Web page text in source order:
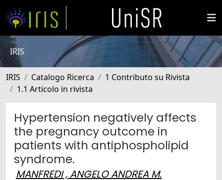
IRIS
IRIS Catalogo Ricerca
1 Contributo su Rivista
1.1 Articolo in rivista
Hypertension negatively affects
the pregnancy outcome in
patients with antiphospholipid
syndrome.
MANFREDI , ANGELO ANDREA M.